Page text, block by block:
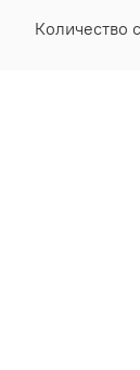
Количество